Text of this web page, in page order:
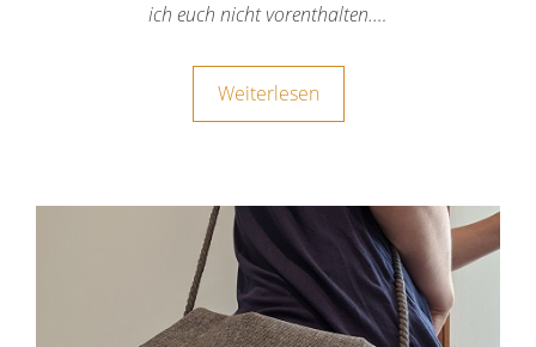
ich euch nicht vorenthalten.…
Weiterlesen